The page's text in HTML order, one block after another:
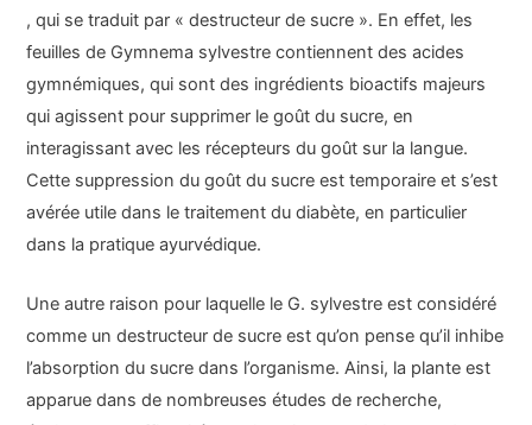
, qui se traduit par « destructeur de sucre ». En effet, les
feuilles de Gymnema sylvestre contiennent des acides
gymnémiques, qui sont des ingrédients bioactifs majeurs
qui agissent pour supprimer le goût du sucre, en
interagissant avec les récepteurs du goût sur la langue.
Cette suppression du goût du sucre est temporaire et s’est
avérée utile dans le traitement du diabète, en particulier
dans la pratique ayurvédique.
Une autre raison pour laquelle le G. sylvestre est considéré
comme un destructeur de sucre est qu’on pense qu’il inhibe
l’absorption du sucre dans l’organisme. Ainsi, la plante est
apparue dans de nombreuses études de recherche,